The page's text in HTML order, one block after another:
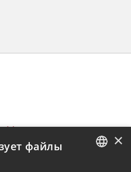
Манильва
DMD1647-03 ×
файлы